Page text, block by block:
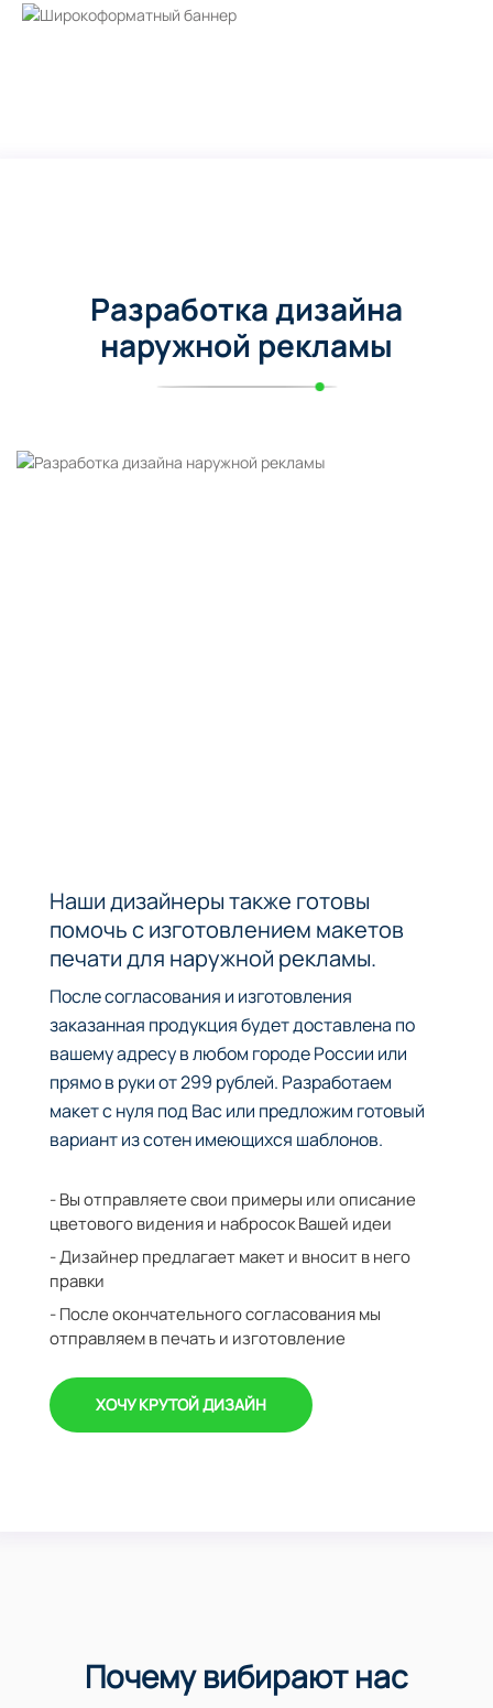
Разработка дизайна
наружной рекламы
Наши дизайнеры также готовы
помочь с изготовлением макетов
печати для наружной рекламы.
После согласования и изготовления
заказанная продукция будет доставлена по
вашему адресу в любом городе России или
прямо в руки от 299 рублей. Разработаем
макет с нуля под Вас или предложим готовый
вариант из сотен имеющихся шаблонов.
- Вы отправляете свои примеры или описание
цветового видения и набросок Вашей идеи
- Дизайнер предлагает макет и вносит в него
правки
- После окончательного согласования мы
отправляем в печать и изготовление
ХОЧУ КРУТОЙ ДИЗАЙН
Почему вибирают нас